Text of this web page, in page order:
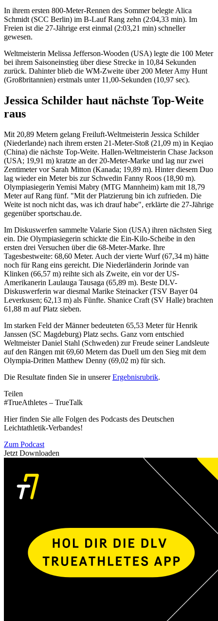
In ihrem ersten 800-Meter-Rennen des Sommer belegte Alica
Schmidt (SCC Berlin) im B-Lauf Rang zehn (2:04,33 min). Im
Freien ist die 27-Jährige erst einmal (2:03,21 min) schneller
gewesen.
Weltmeisterin Melissa Jefferson-Wooden (USA) legte die 100 Meter
bei ihrem Saisoneinstieg über diese Strecke in 10,84 Sekunden
zurück. Dahinter blieb die WM-Zweite über 200 Meter Amy Hunt
(Großbritannien) erstmals unter 11,00-Sekunden (10,97 sec).
Jessica Schilder haut nächste Top-Weite
raus
Mit 20,89 Metern gelang Freiluft-Weltmeisterin Jessica Schilder
(Niederlande) nach ihrem ersten 21-Meter-Stoß (21,09 m) in Keqiao
(China) die nächste Top-Weite. Hallen-Weltmeisterin Chase Jackson
(USA; 19,91 m) kratzte an der 20-Meter-Marke und lag nur zwei
Zentimeter vor Sarah Mitton (Kanada; 19,89 m). Hinter diesem Duo
lag wieder ein Meter bis zur Schwedin Fanny Roos (18,90 m).
Olympiasiegerin Yemisi Mabry (MTG Mannheim) kam mit 18,79
Meter auf Rang fünf. "Mit der Platzierung bin ich zufrieden. Die
Weite ist noch nicht das, was ich drauf habe", erklärte die 27-Jährige
gegenüber sportschau.de.
Im Diskuswerfen sammelte Valarie Sion (USA) ihren nächsten Sieg
ein. Die Olympiasiegerin schickte die Ein-Kilo-Scheibe in den
ersten drei Versuchen über die 68-Meter-Marke. Ihre
Tagesbestweite: 68,60 Meter. Auch der vierte Wurf (67,34 m) hätte
noch für Rang eins gereicht. Die Niederländerin Jorinde van
Klinken (66,57 m) reihte sich als Zweite, ein vor der US-
Amerikanerin Laulauga Tausaga (65,89 m). Beste DLV-
Diskuswerferin war diesmal Marike Steinacker (TSV Bayer 04
Leverkusen; 62,13 m) als Fünfte. Shanice Craft (SV Halle) brachten
61,88 m auf Platz sieben.
Im starken Feld der Männer bedeuteten 65,53 Meter für Henrik
Janssen (SC Magdeburg) Platz sechs. Ganz vorn entschied
Weltmeister Daniel Stahl (Schweden) zur Freude seiner Landsleute
auf den Rängen mit 69,60 Metern das Duell um den Sieg mit dem
Olympia-Dritten Matthew Denny (69,02 m) für sich.
Die Resultate finden Sie in unsererErgebnisrubrik.
Teilen
#TrueAthletes – TrueTalk
Hier finden Sie alle Folgen des Podcasts des Deutschen
Leichtathletik-Verbandes!
Zum Podcast
Jetzt Downloaden